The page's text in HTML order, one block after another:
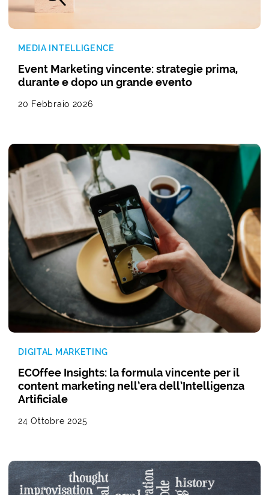
MEDIA INTELLIGENCE
Event Marketing vincente: strategie prima,
durante e dopo un grande evento
20 Febbraio 2026
DIGITAL MARKETING
ECOffee Insights: la formula vincente per il
content marketing nell’era dell’Intelligenza
Artificiale
24 Ottobre 2025